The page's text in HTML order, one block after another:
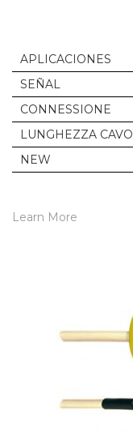
APLICACIONES
SEÑAL
CONNESSIONE
LUNGHEZZA CAVO
NEW
Learn More